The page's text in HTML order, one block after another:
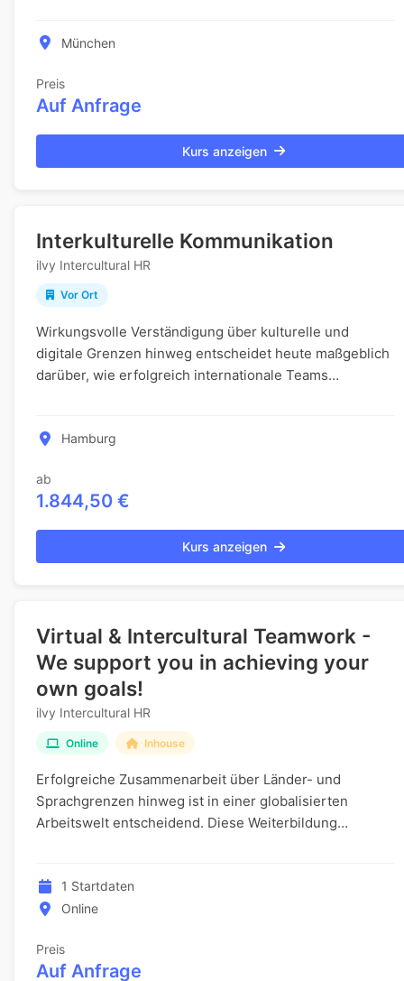
München
Preis
Auf Anfrage
Kurs anzeigen
Interkulturelle Kommunikation
ilvy Intercultural HR
Vor Ort
Wirkungsvolle Verständigung über kulturelle und
digitale Grenzen hinweg entscheidet heute maßgeblich
darüber, wie erfolgreich internationale Teams
Hamburg
ab
1.844,50 €
Kurs anzeigen
Virtual & Intercultural Teamwork -
We support you in achieving your
own goals!
ilvy Intercultural HR
Online Inhouse
Erfolgreiche Zusammenarbeit über Länder- und
Sprachgrenzen hinweg ist in einer globalisierten
Arbeitswelt entscheidend. Diese Weiterbildung
1 Startdaten
Online
Preis
Auf Anfrage